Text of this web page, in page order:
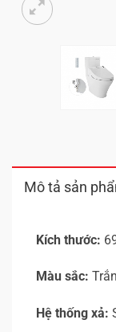
Mô tả sản
Kích thước:
Màu sắc:
Hệ thống xả: